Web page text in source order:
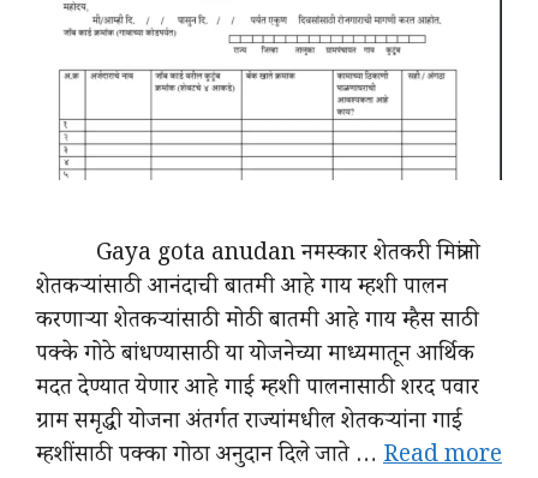
Gaya gota anudan नमस्कार शेतकरी मित्रांनो
शेतकऱ्यांसाठी आनंदाची बातमी आहे गाय म्हशी पालन
करणाऱ्या शेतकऱ्यांसाठी मोठी बातमी आहे गाय म्हैस साठी
पक्के गोठे बांधण्यासाठी या योजनेच्या माध्यमातून आर्थिक
मदत देण्यात येणार आहे गाई म्हशी पालनासाठी शरद पवार
ग्राम समृद्धी योजना अंतर्गत राज्यांमधील शेतकऱ्यांना गाई
म्हशींसाठी पक्का गोठा अनुदान दिले जाते … Read more